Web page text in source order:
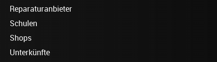
Reparaturanbieter
Schulen
Shops
Unterkünfte